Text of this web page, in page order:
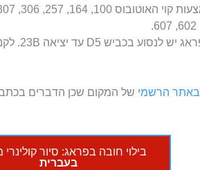
באתר הרשמי של המקום שכן הדברים
בילוי חובה בפראג: סיור
בעברית